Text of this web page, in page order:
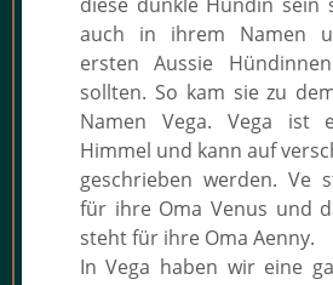
auch in ihrem Namen
ersten Aussie
sollten. So kam sie zu
Namen Vega. Vega ist
Himmel und kann auf
geschrieben werden. Ve
für ihre Oma Venus und
steht für ihre Oma Aenny.
In Vega haben wir eine